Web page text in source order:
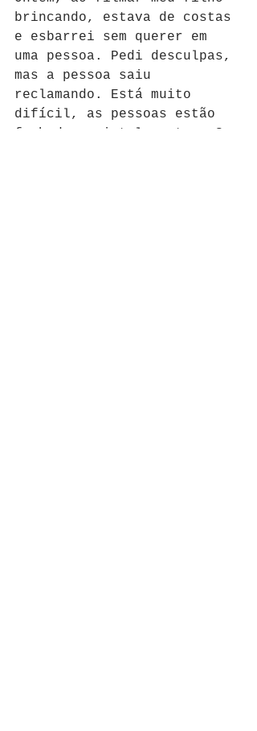
brincando, estava de costas
e esbarrei sem querer em
uma pessoa. Pedi desculpas,
mas a pessoa saiu
reclamando. Está muito
difícil, as pessoas estão
fechadas e intolerantes. Se